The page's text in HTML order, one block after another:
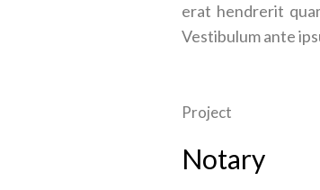
erat hendrerit
Vestibulum ante
Project
Notary